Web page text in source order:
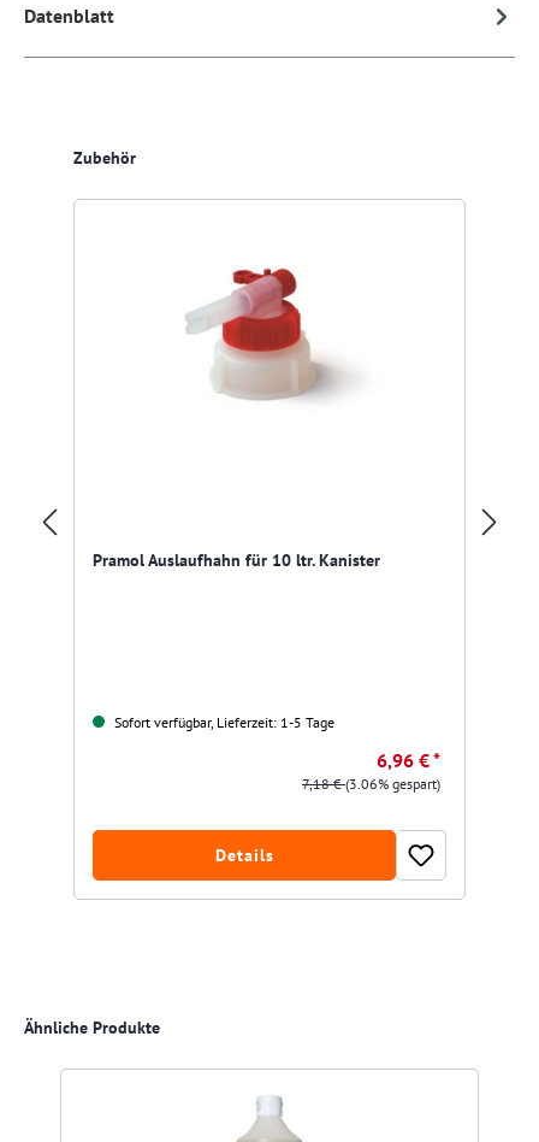
Datenblatt
Produktgalerie überspringen
Zubehör
Pramol Auslaufhahn für 10 ltr. Kanister
Sofort verfügbar, Lieferzeit: 1-5 Tage
6,96 € *
7,18 €(3.06% gespart)
Details
Produktgalerie überspringen
Ähnliche Produkte